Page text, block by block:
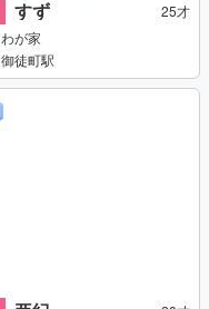
すず
25才
わが家
御徒町駅